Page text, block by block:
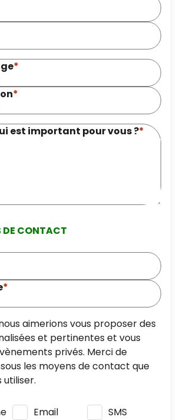
*
*
est important pour vous ?*
DE CONTACT
*
aimerions vous proposer des
et pertinentes et vous
privés. Merci de
les moyens de contact que
utiliser.
Email
SMS